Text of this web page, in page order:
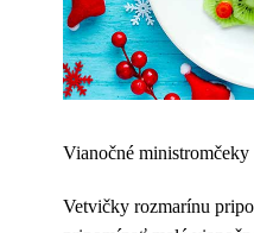
Vianočné ministromčeky
Vetvičky rozmarínu